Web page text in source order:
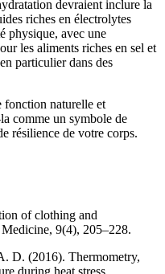
devraient inclure la
riches en électrolytes
physique, avec une
les aliments riches en sel et
particulier dans des
fonction naturelle et
comme un symbole de
résilience de votre corps.
of clothing and
9(4), 205–228.
D. (2016). Thermometry,
during heat stress.